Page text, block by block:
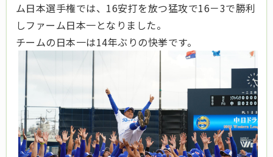
ム日本選手権では、16安打を放つ猛攻で16－3で勝利
しファーム日本一となりました。
チームの日本一は14年ぶりの快挙です。